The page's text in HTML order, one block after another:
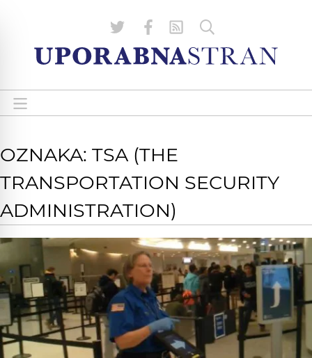
OZNAKA: TSA (THE
TRANSPORTATION SECURITY
ADMINISTRATION)